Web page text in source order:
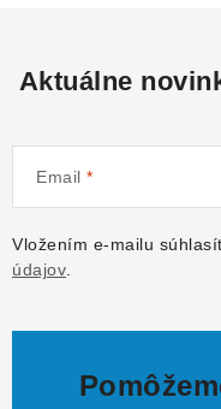
Aktuálne
Email
Vložením e-mailu
údajov